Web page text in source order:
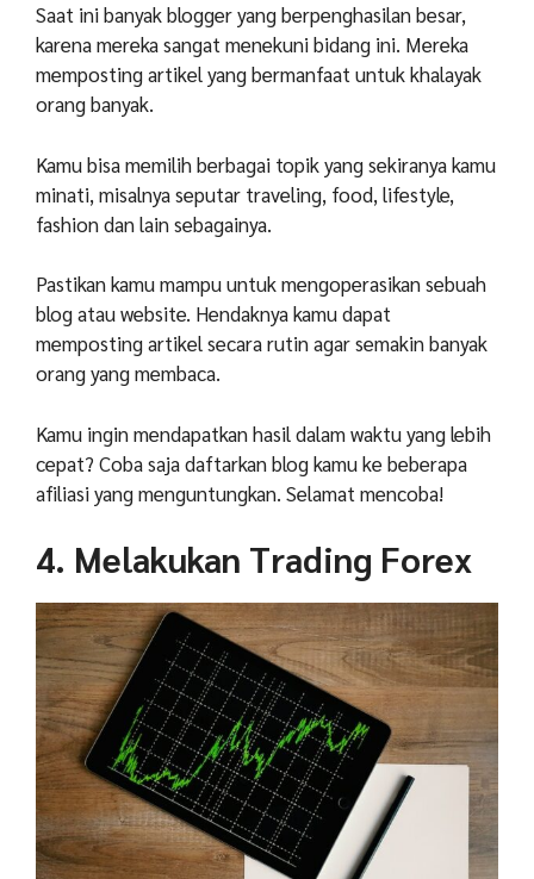
Saat ini banyak blogger yang berpenghasilan besar,
karena mereka sangat menekuni bidang ini. Mereka
memposting artikel yang bermanfaat untuk khalayak
orang banyak.
Kamu bisa memilih berbagai topik yang sekiranya kamu
minati, misalnya seputar traveling, food, lifestyle,
fashion dan lain sebagainya.
Pastikan kamu mampu untuk mengoperasikan sebuah
blog atau website. Hendaknya kamu dapat
memposting artikel secara rutin agar semakin banyak
orang yang membaca.
Kamu ingin mendapatkan hasil dalam waktu yang lebih
cepat? Coba saja daftarkan blog kamu ke beberapa
afiliasi yang menguntungkan. Selamat mencoba!
4. Melakukan Trading Forex